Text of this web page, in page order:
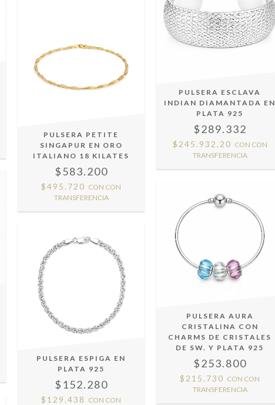
PULSERA PETITE
SINGAPUR EN ORO
ITALIANO 18 KILATES
$583.200
$495.720 CON CON
TRANSFERENCIA
PULSERA ESCLAVA
INDIAN DIAMANTADA EN
PLATA 925
$289.332
$245.932,20 CON CON
TRANSFERENCIA
PULSERA ESPIGA EN
PLATA 925
$152.280
$129.438 CON CON
PULSERA AURA
CRISTALINA CON
CHARMS DE CRISTALES
DE SW. Y PLATA 925
$253.800
$215.730 CON CON
TRANSFERENCIA